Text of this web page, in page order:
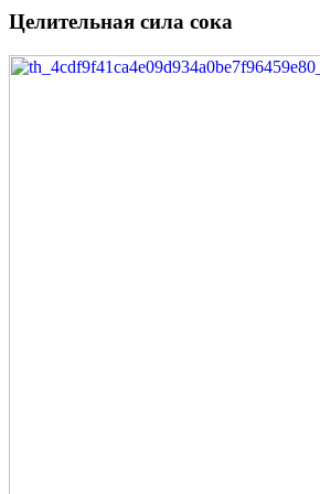
Целительная сила сока